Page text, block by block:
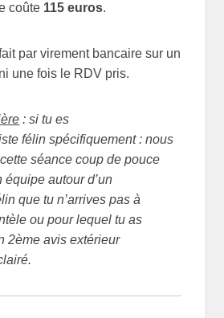
coûte 115 euros.
par virement bancaire sur un
une fois le RDV pris.
: si tu es
félin spécifiquement : nous
séance coup de pouce
autour d’un
que tu n’arrives pas à
ou pour lequel tu as
2ème avis extérieur